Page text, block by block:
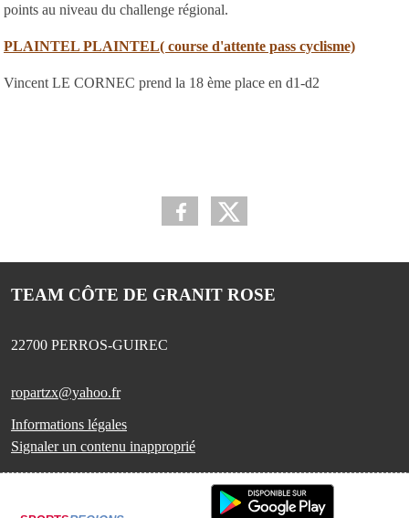
points au niveau du challenge régional.
PLAINTEL PLAINTEL( course d'attente pass cyclisme)
Vincent LE CORNEC prend la 18 ème place en d1-d2
TEAM CÔTE DE GRANIT ROSE
22700 PERROS-GUIREC
ropartzx@yahoo.fr
Informations légales
Signaler un contenu inapproprié